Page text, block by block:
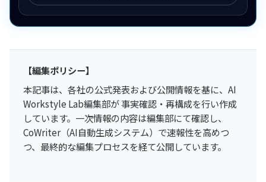
【編集ポリシー】
本記事は、各社の公式発表および公開情報を基に、AI
Workstyle Lab編集部が 事実確認・再構成を行い作成
しています。一次情報の内容は編集部にて確認し、
CoWriter（AI自動生成システム）で速報性を高めつ
つ、最終的な編集プロセスを経て公開しています。